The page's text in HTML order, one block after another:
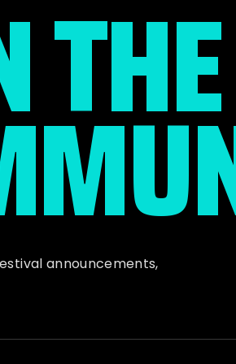
THE
announcements,